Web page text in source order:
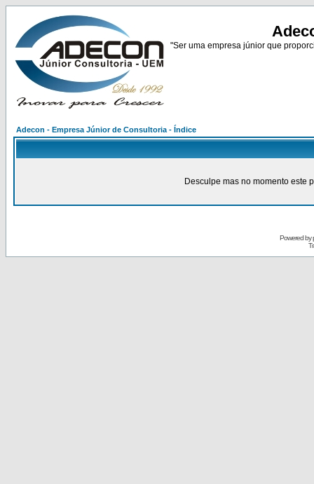
"Ser uma empresa júnior que
Adecon - Empresa Júnior de Consultoria - Índice
Desculpe mas no momento este
Powered by